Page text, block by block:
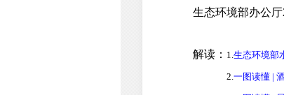
生态环境部办公厅
解读 ： 1.生态环境部
2.一图读懂 |